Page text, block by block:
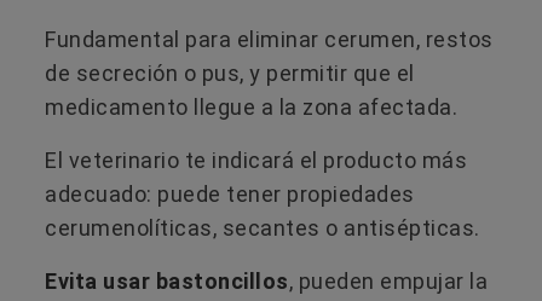
Fundamental para eliminar cerumen, restos
de secreción o pus, y permitir que el
medicamento llegue a la zona afectada.
El veterinario te indicará el producto más
adecuado: puede tener propiedades
cerumenolíticas, secantes o antisépticas.
Evita usar bastoncillos, pueden empujar la